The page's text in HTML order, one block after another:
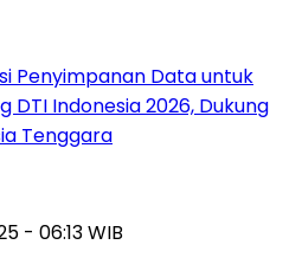
Penyimpanan Data untuk
DTI Indonesia 2026, Dukung
Tenggara
- 06:13 WIB